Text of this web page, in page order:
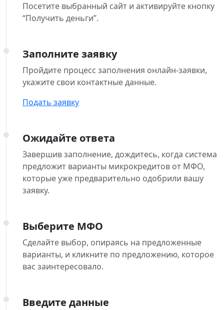
Посетите выбранный сайт и активируйте кнопку
“Получить деньги”.
Заполните заявку
Пройдите процесс заполнения онлайн-заявки,
укажите свои контактные данные.
Подать заявку
Ожидайте ответа
Завершив заполнение, дождитесь, когда система
предложит варианты микрокредитов от МФО,
которые уже предварительно одобрили вашу
заявку.
Выберите МФО
Сделайте выбор, опираясь на предложенные
варианты, и кликните по предложению, которое
вас заинтересовало.
Введите данные